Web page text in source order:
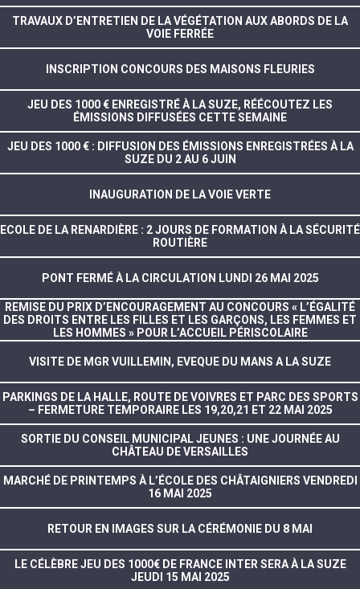
TRAVAUX D’ENTRETIEN DE LA VÉGÉTATION AUX ABORDS DE LA
VOIE FERRÉE
INSCRIPTION CONCOURS DES MAISONS FLEURIES
JEU DES 1000 € ENREGISTRÉ À LA SUZE, RÉÉCOUTEZ LES
ÉMISSIONS DIFFUSÉES CETTE SEMAINE
JEU DES 1000 € : DIFFUSION DES ÉMISSIONS ENREGISTRÉES À LA
SUZE DU 2 AU 6 JUIN
INAUGURATION DE LA VOIE VERTE
ECOLE DE LA RENARDIÈRE : 2 JOURS DE FORMATION À LA SÉCURITÉ
ROUTIÈRE
PONT FERMÉ À LA CIRCULATION LUNDI 26 MAI 2025
REMISE DU PRIX D’ENCOURAGEMENT AU CONCOURS « L’ÉGALITÉ
DES DROITS ENTRE LES FILLES ET LES GARÇONS, LES FEMMES ET
LES HOMMES » POUR L’ACCUEIL PÉRISCOLAIRE
VISITE DE MGR VUILLEMIN, EVEQUE DU MANS A LA SUZE
PARKINGS DE LA HALLE, ROUTE DE VOIVRES ET PARC DES SPORTS
– FERMETURE TEMPORAIRE LES 19,20,21 ET 22 MAI 2025
SORTIE DU CONSEIL MUNICIPAL JEUNES : UNE JOURNÉE AU
CHÂTEAU DE VERSAILLES
MARCHÉ DE PRINTEMPS À L’ÉCOLE DES CHÂTAIGNIERS VENDREDI
16 MAI 2025
RETOUR EN IMAGES SUR LA CÉRÉMONIE DU 8 MAI
LE CÉLÈBRE JEU DES 1000€ DE FRANCE INTER SERA À LA SUZE
JEUDI 15 MAI 2025